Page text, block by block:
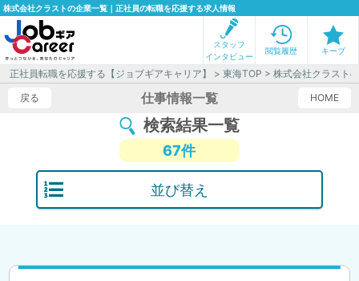
株式会社クラストの企業一覧｜正社員の転職を応援する求人情報
スタッフ
インタビュー
閲覧履歴 キープ
正社員転職を応援する【ジョブギアキャリア】 >東海TOP > 株式会社クラスト
戻る
HOME
仕事情報一覧
検索結果一覧
67件
並び替え